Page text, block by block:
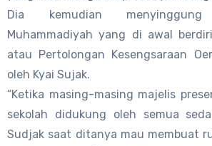
Dia kemudian
Muhammadiyah yang di awal
atau Pertolongan Kesengsaraan
oleh Kyai Sujak.
“Ketika masing-masing majelis
sekolah didukung oleh semua
Sudjak saat ditanya mau membuat